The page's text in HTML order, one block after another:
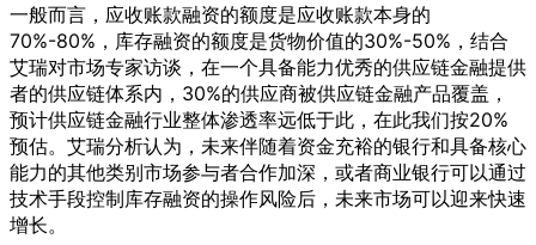
一般而言，应收账款融资的额度是应收账款本身的
70%-80%，库存融资的额度是货物价值的30%-50%，结合
艾瑞对市场专家访谈，在一个具备能力优秀的供应链金融提供
者的供应链体系内，30%的供应商被供应链金融产品覆盖，
预计供应链金融行业整体渗透率远低于此，在此我们按20%
预估。艾瑞分析认为，未来伴随着资金充裕的银行和具备核心
能力的其他类别市场参与者合作加深，或者商业银行可以通过
技术手段控制库存融资的操作风险后，未来市场可以迎来快速
增长。